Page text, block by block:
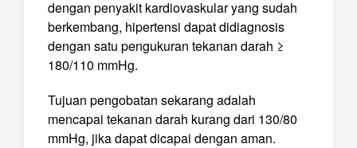
dengan penyakit kardiovaskular yang sudah
berkembang, hipertensi dapat didiagnosis
dengan satu pengukuran tekanan darah ≥
180/110 mmHg.
Tujuan pengobatan sekarang adalah
mencapai tekanan darah kurang dari 130/80
mmHg, jika dapat dicapai dengan aman.